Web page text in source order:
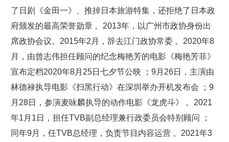
了日剧《金田一》、推掉日本旅游特集，还拒绝了日本政
府颁发的最高荣誉勋章 。2013年，以广州市政协身份出
席政协会议。2015年2月，辞去江门政协常委 。2020年8
月，由曾志伟担任顾问的纪念梅艳芳的电影《梅艳芳菲》
宣布定档2020年8月25日七夕节公映 ；9月26日，主演由
林德禄执导电影《扫黑行动》在深圳举办开机发布会 ；9
月28日，参演麦咏麟执导的动作电影《龙虎斗》 。2021
年1月1日，担任TVB副总经理兼行政委员会特别顾问 ；
同年9月，任TVB总经理，负责节目内容运营 。2021年3